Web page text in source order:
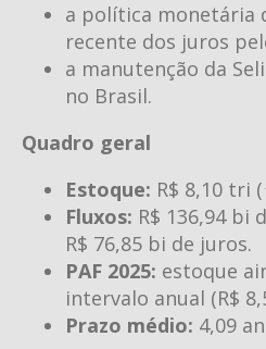
a política monetária
recente dos juros
a manutenção da
no Brasil.
Quadro geral
Estoque: R$ 8,10 tri
Fluxos: R$ 136,94 bi
R$ 76,85 bi de juros.
PAF 2025: estoque
intervalo anual (R$
Prazo médio: 4,09